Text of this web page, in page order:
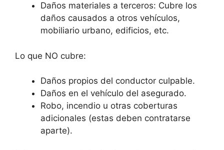
Daños materiales a terceros: Cubre los
daños causados a otros vehículos,
mobiliario urbano, edificios, etc.
Lo que NO cubre:
Daños propios del conductor culpable.
Daños en el vehículo del asegurado.
Robo, incendio u otras coberturas
adicionales (estas deben contratarse
aparte).